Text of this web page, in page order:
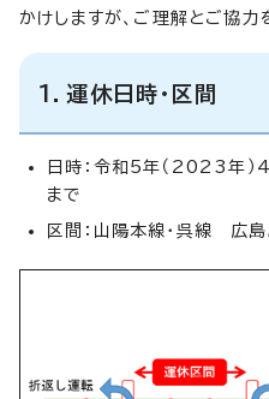
かけしますが、ご理解とご協力
1．運休日時・区間
日時：令和5年（2023年
まで
区間：山陽本線・呉線 広